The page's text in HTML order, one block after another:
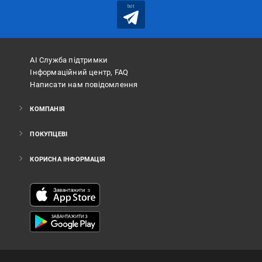
bot
АІ Служба підтримки
Інформаційний центр, FAQ
Написати нам повідомлення
КОМПАНІЯ
ПОКУПЦЕВІ
КОРИСНА ІНФОРМАЦІЯ